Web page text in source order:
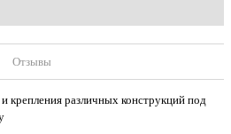
Отзывы
крепления различных конструкций под